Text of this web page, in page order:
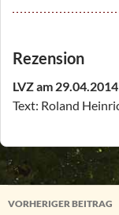
Rezension
LVZ am
Text: Roland
VORHERIGER BEITRAG